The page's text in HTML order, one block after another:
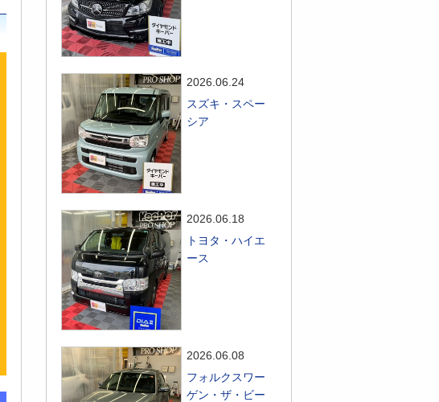
2026.06.24
スズキ・スペー
シア
2026.06.18
トヨタ・ハイエ
ース
2026.06.08
フォルクスワー
ゲン・ザ・ビー